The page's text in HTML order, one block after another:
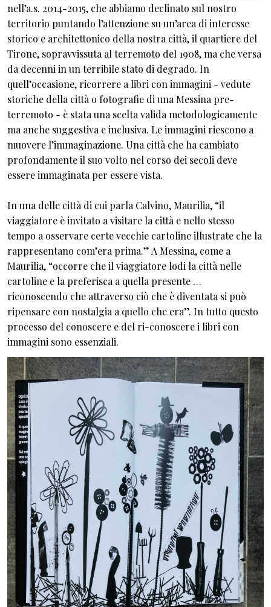
nell’a.s. 2014-2015, che abbiamo declinato sul nostro
territorio puntando l’attenzione su un’area di interesse
storico e architettonico della nostra città, il quartiere del
Tirone, sopravvissuta al terremoto del 1908, ma che versa
da decenni in un terribile stato di degrado. In
quell’occasione, ricorrere a libri con immagini - vedute
storiche della città o fotografie di una Messina pre-
terremoto - è stata una scelta valida metodologicamente
ma anche suggestiva e inclusiva. Le immagini riescono a
muovere l’immaginazione. Una città che ha cambiato
profondamente il suo volto nel corso dei secoli deve
essere immaginata per essere vista.
In una delle città di cui parla Calvino, Maurilia, “il
viaggiatore è invitato a visitare la città e nello stesso
tempo a osservare certe vecchie cartoline illustrate che la
rappresentano com’era prima.” A Messina, come a
Maurilia, “occorre che il viaggiatore lodi la città nelle
cartoline e la preferisca a quella presente …
riconoscendo che attraverso ciò che è diventata si può
ripensare con nostalgia a quello che era”. In tutto questo
processo del conoscere e del ri-conoscere i libri con
immagini sono essenziali.